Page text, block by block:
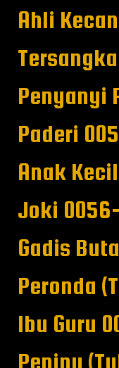
Ahli
Penyanyi
Paderi
Anak
Joki
Gadis
Peronda
Ibu Guru
Penipu